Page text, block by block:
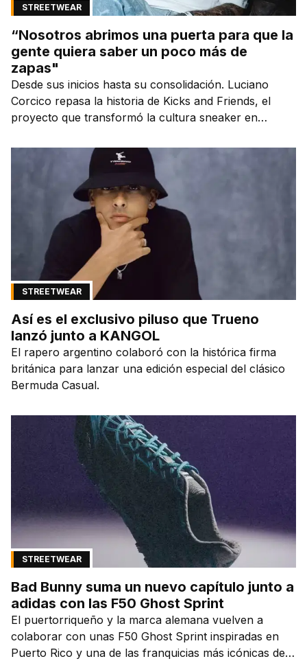
STREETWEAR
“Nosotros abrimos una puerta para que la
gente quiera saber un poco más de
zapas"
Desde sus inicios hasta su consolidación. Luciano
Corcico repasa la historia de Kicks and Friends, el
proyecto que transformó la cultura sneaker en
STREETWEAR
Así es el exclusivo piluso que Trueno
lanzó junto a KANGOL
El rapero argentino colaboró con la histórica firma
británica para lanzar una edición especial del clásico
Bermuda Casual.
STREETWEAR
Bad Bunny suma un nuevo capítulo junto a
adidas con las F50 Ghost Sprint
El puertorriqueño y la marca alemana vuelven a
colaborar con unas F50 Ghost Sprint inspiradas en
Puerto Rico y una de las franquicias más icónicas del